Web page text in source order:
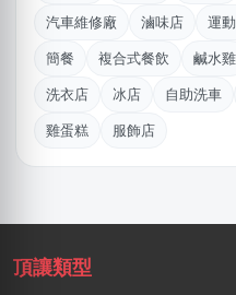
湯X成
高雄市｜預算 30萬~50萬元
陳X姐
台北市｜預算 10萬~30萬元
謝X生
台中市｜預算 10萬~30萬元
汽車維修廠
滷味店 運
簡餐
複合式餐飲 鹹水雞
洗衣店
冰店 自助洗車
雞蛋糕
服飾店
頂讓類型